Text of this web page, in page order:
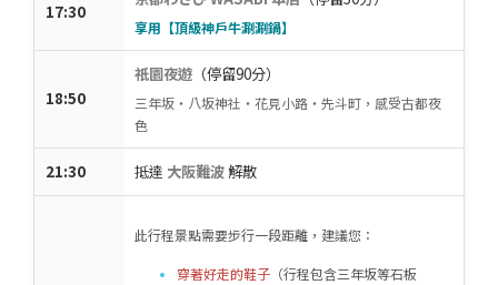
17:30
享用【頂級神戶牛涮涮鍋】
18:50
祇園夜遊 （停留90分）
三年坂・八坂神社・花見小路・先斗町，感受古都夜
色
21:30 抵達 大阪難波解散
此行程景點需要步行一段距離，建議您：
穿著好走的鞋子（行程包含三年坂等石板